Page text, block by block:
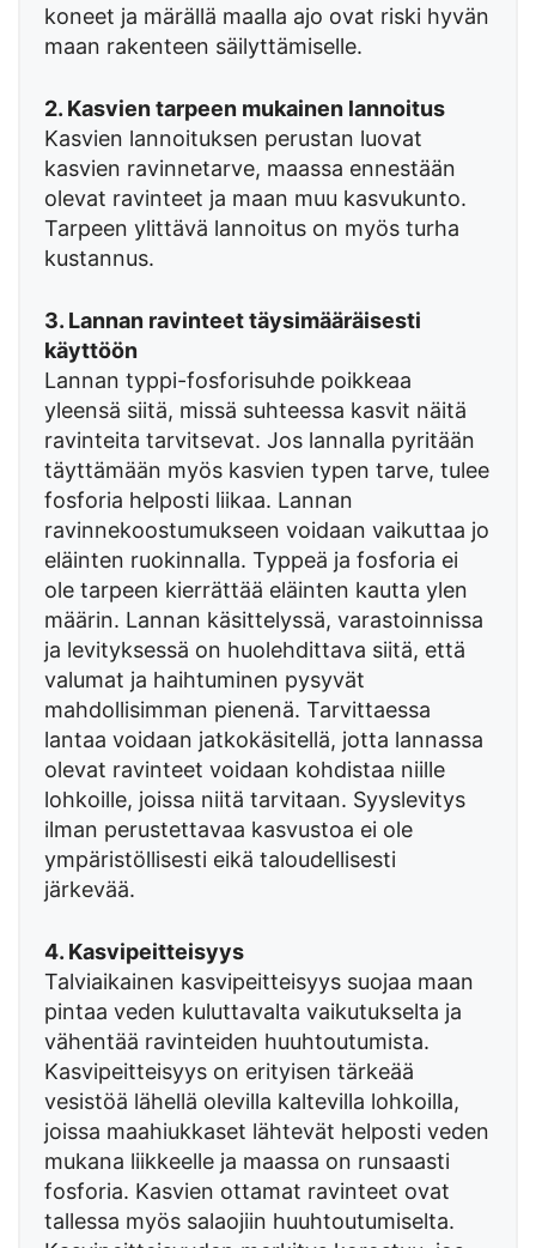
koneet ja märällä maalla ajo ovat riski hyvän
maan rakenteen säilyttämiselle.
2. Kasvien tarpeen mukainen lannoitus
Kasvien lannoituksen perustan luovat
kasvien ravinnetarve, maassa ennestään
olevat ravinteet ja maan muu kasvukunto.
Tarpeen ylittävä lannoitus on myös turha
kustannus.
3. Lannan ravinteet täysimääräisesti
käyttöön
Lannan typpi-fosforisuhde poikkeaa
yleensä siitä, missä suhteessa kasvit näitä
ravinteita tarvitsevat. Jos lannalla pyritään
täyttämään myös kasvien typen tarve, tulee
fosforia helposti liikaa. Lannan
ravinnekoostumukseen voidaan vaikuttaa jo
eläinten ruokinnalla. Typpeä ja fosforia ei
ole tarpeen kierrättää eläinten kautta ylen
määrin. Lannan käsittelyssä, varastoinnissa
ja levityksessä on huolehdittava siitä, että
valumat ja haihtuminen pysyvät
mahdollisimman pienenä. Tarvittaessa
lantaa voidaan jatkokäsitellä, jotta lannassa
olevat ravinteet voidaan kohdistaa niille
lohkoille, joissa niitä tarvitaan. Syyslevitys
ilman perustettavaa kasvustoa ei ole
ympäristöllisesti eikä taloudellisesti
järkevää.
4. Kasvipeitteisyys
Talviaikainen kasvipeitteisyys suojaa maan
pintaa veden kuluttavalta vaikutukselta ja
vähentää ravinteiden huuhtoutumista.
Kasvipeitteisyys on erityisen tärkeää
vesistöä lähellä olevilla kaltevilla lohkoilla,
joissa maahiukkaset lähtevät helposti veden
mukana liikkeelle ja maassa on runsaasti
fosforia. Kasvien ottamat ravinteet ovat
tallessa myös salaojiin huuhtoutumiselta.